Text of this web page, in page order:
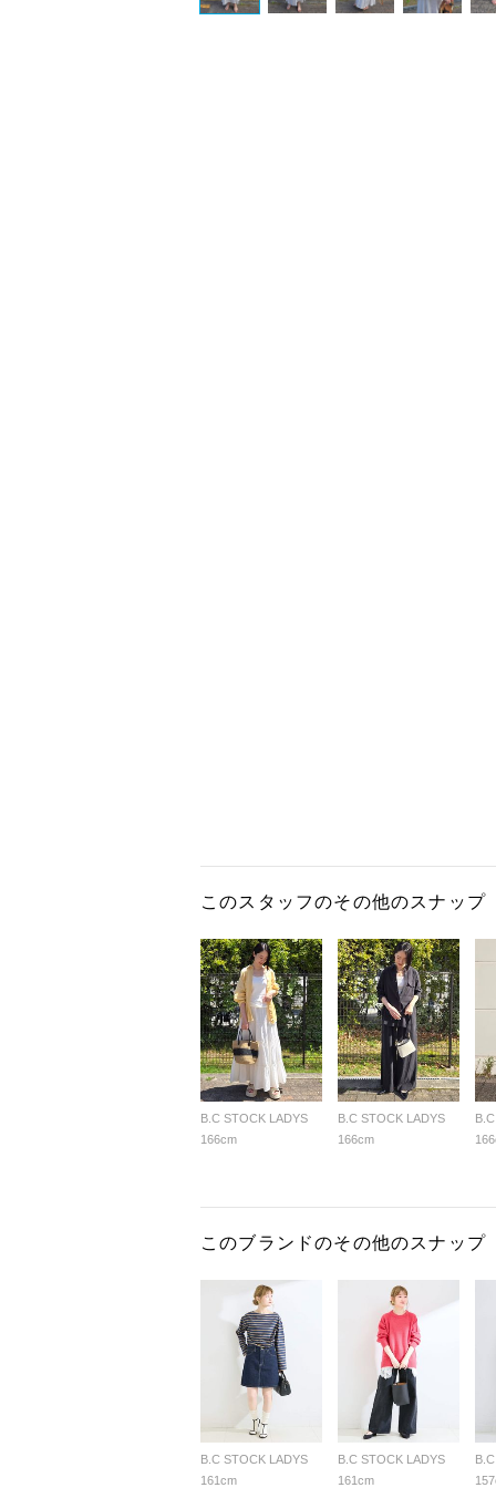
このスタッフのその他のスナップ
B.C STOCK LADYS
166cm
B.C STOCK LADYS
166cm
このブランドのその他のスナップ
B.C STOCK LADYS
161cm
B.C STOCK LADYS
161cm